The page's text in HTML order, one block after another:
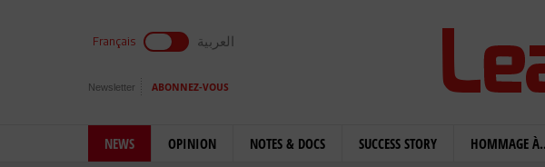
Français العربية
Newsletter ABONNEZ-VOUS
NEWS OPINION NOTES & DOCS SUCCESS STORY HOMMAGE À..